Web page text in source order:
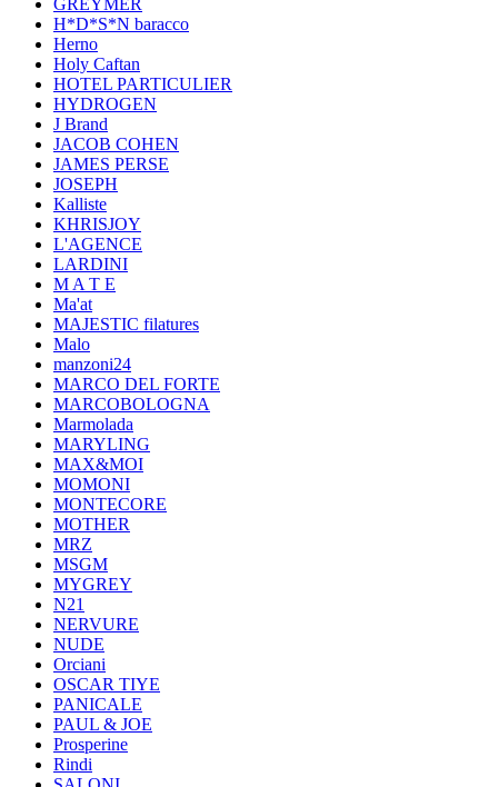
GREYMER
H*D*S*N baracco
Herno
Holy Caftan
HOTEL PARTICULIER
HYDROGEN
J Brand
JACOB COHEN
JAMES PERSE
JOSEPH
Kalliste
KHRISJOY
L'AGENCE
LARDINI
M A T E
Ma'at
MAJESTIC filatures
Malo
manzoni24
MARCO DEL FORTE
MARCOBOLOGNA
Marmolada
MARYLING
MAX&MOI
MOMONI
MONTECORE
MOTHER
MRZ
MSGM
MYGREY
N21
NERVURE
NUDE
Orciani
OSCAR TIYE
PANICALE
PAUL & JOE
Prosperine
Rindi